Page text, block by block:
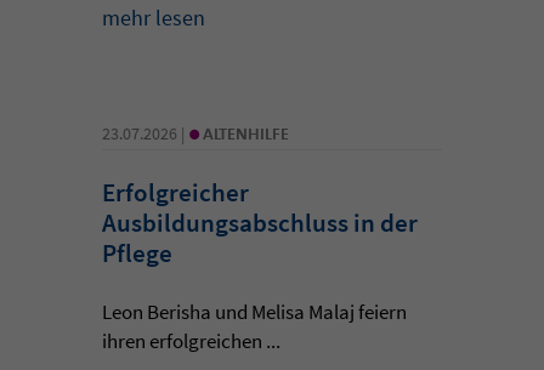
mehr lesen
23.07.2026 | • ALTENHILFE
Erfolgreicher
Ausbildungsabschluss in der
Pflege
Leon Berisha und Melisa Malaj feiern
ihren erfolgreichen ...